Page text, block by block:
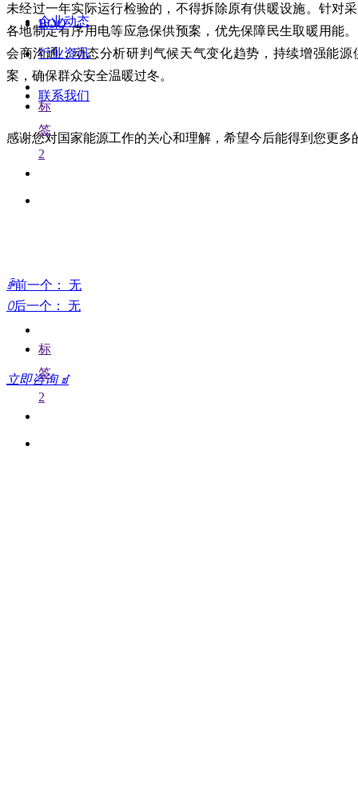
未经过一年实际运行检验的，不得拆除原有供暖设施。针对
各地制定有序用电等应急保供预案，优先保障民生取暖用能
会商沟通，动态分析研判气候天气变化趋势，持续增强能
案，确保群众安全温暖过冬。
感谢您对国家能源工作的关心和理解，希望今后能得到您更多
ꄴ前一个：
无
ꄲ后一个： 无
立即咨询 ꀃ
BOO
企业动态
行业资讯
联系我们
标
签
2
标
签
2